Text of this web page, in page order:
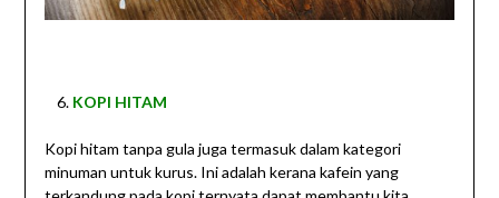
KOPI HITAM
Kopi hitam tanpa gula juga termasuk dalam kategori
minuman untuk kurus. Ini adalah kerana kafein yang